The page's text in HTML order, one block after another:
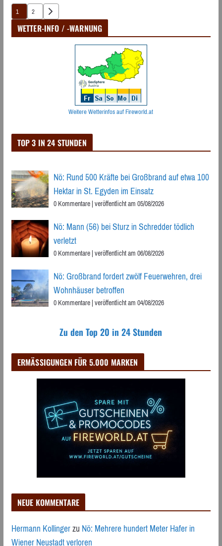
Seitennummerierung
der
1 2
WETTER-INFO / -WARNUNG
Weitere Wetterinfos auf Fireworld.at
TOP 3 IN 24 STUNDEN
Nö: Rund 500 Kräfte bei Großbrand auf etwa 100
Hektar in St. Egyden im Einsatz
0 Kommentare|veröffentlicht am 05/08/2026
Nö: Mann (56) bei Sturz in Schredder tödlich
verletzt
0 Kommentare|veröffentlicht am 06/08/2026
Nö: Großbrand fordert zwölf Feuerwehren, drei
Wohnhäuser betroffen
0 Kommentare|veröffentlicht am 04/08/2026
Zu den Top 20 in 24 Stunden
ERMÄSSIGUNGEN FÜR 5.000 MARKEN
NEUE KOMMENTARE
Hermann KollingerzuNö: Mehrere hundert Meter Hafer in
Wiener Neustadt verloren